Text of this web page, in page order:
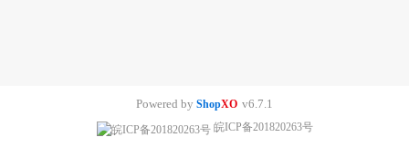
Powered by ShopXO v6.7.1
皖ICP备201820263号